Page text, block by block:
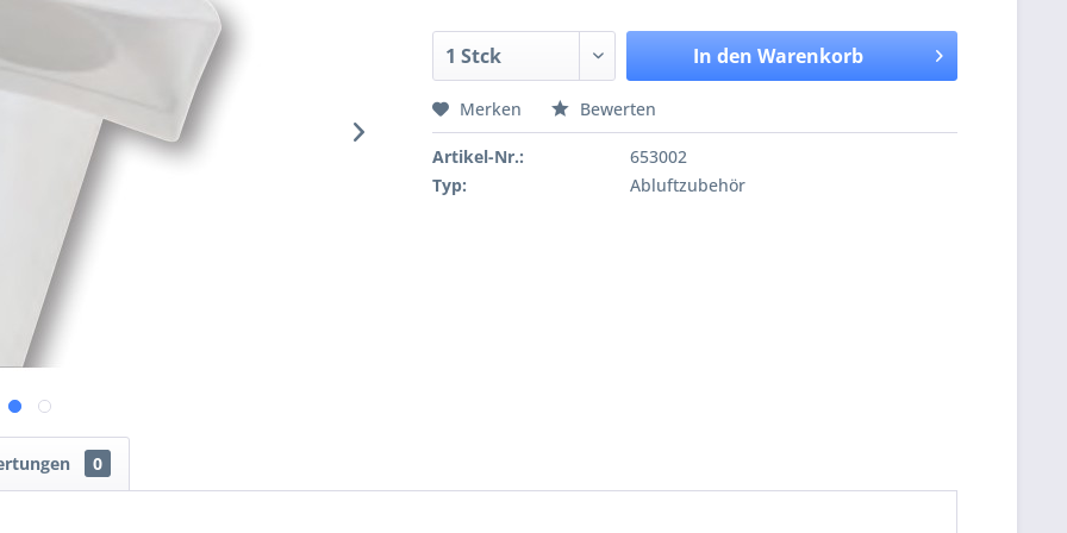
In den Warenkorb
Merken Bewerten
Artikel-Nr.:
653002
Typ:
Abluftzubehör
0